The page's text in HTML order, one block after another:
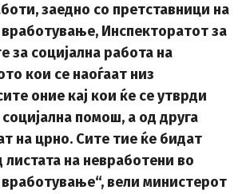
заедно со претставници на
вработување, Инспекторатот за
за социјална работа на
кои се наоѓаат низ
оние кај кои ќе се утврди
помош, а од друга
на црно. Сите тие ќе бидат
на невработени во
вработување“, вели министерот